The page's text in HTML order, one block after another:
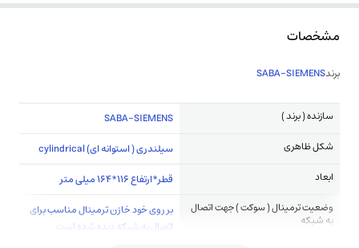
مشخصات
برندSABA-SIEMENS
سازنده ( برند )
SABA-SIEMENS
شکل ظاهری
سیلندری ( استوانه ای) cylindrical
ابعاد
قطر*ارتفاع 116*164 میلی متر
وضعیت ترمینال ( سوکت ) جهت اتصال
به شبکه
بر روی خود خازن ترمینال مناسب برای
اتصال به شبکه دیده شده است